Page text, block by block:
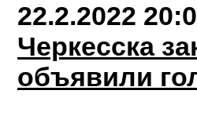
22.2.2022
Черкесска
объявили